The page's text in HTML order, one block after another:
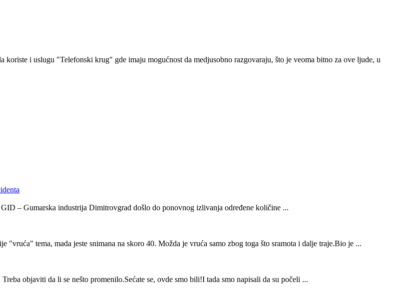
koriste i uslugu "Telefonski krug" gde imaju mogućnost da medjusobno razgovaraju, što je veoma bitno za ove ljude, u
– Gumarska industrija Dimitrovgrad došlo do ponovnog izlivanja određene količine ...
tema, mada jeste snimana na skoro 40. Možda je vruća samo zbog toga što sramota i dalje traje.Bio je ...
objaviti da li se nešto promenilo.Sećate se, ovde smo bili!I tada smo napisali da su počeli ...